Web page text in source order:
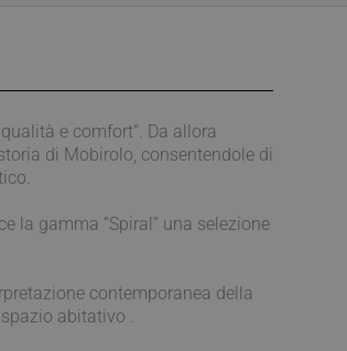
e comfort“. Da allora
di Mobirolo, consentendole di
la gamma “Spiral“ una selezione
contemporanea della
abitativo .